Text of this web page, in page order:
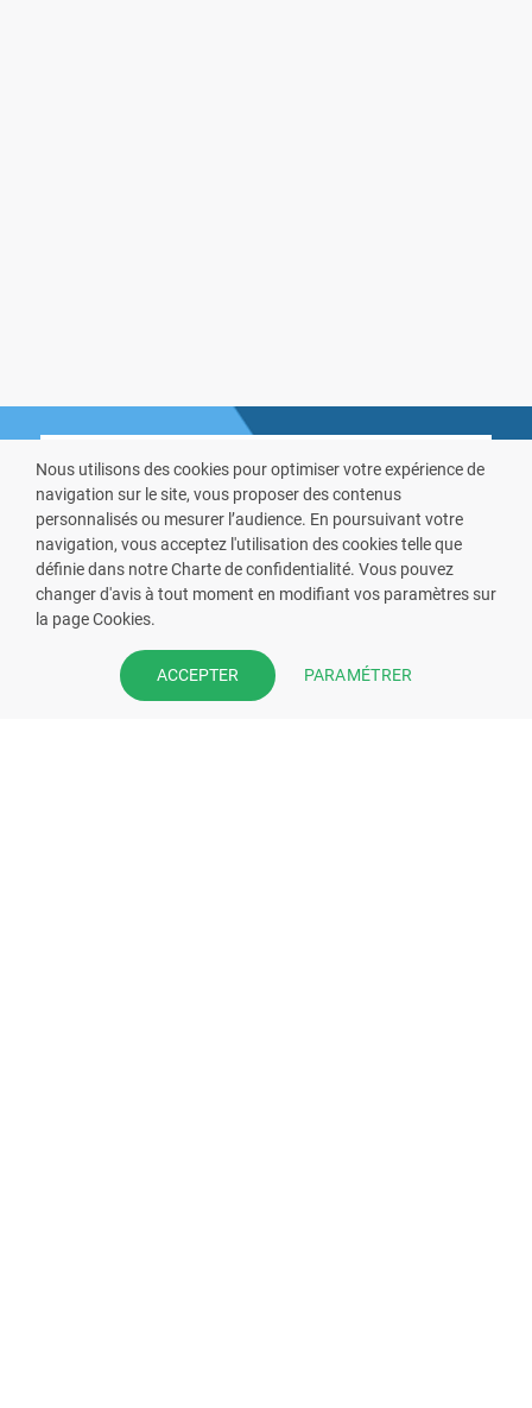
VOUS ÊTES PHARMACIEN ?
Prenez la main sur votre fiche
pharmacie et offrez à vos patient
l’application mobile de votre
Nous utilisons des cookies pour optimiser votre expérience de
navigation sur le site, vous proposer des contenus
personnalisés ou mesurer l’audience. En poursuivant votre
navigation, vous acceptez l'utilisation des cookies telle que
définie dans notre Charte de confidentialité. Vous pouvez
changer d'avis à tout moment en modifiant vos paramètres sur
la page Cookies.
ACCEPTER PARAMÉTRER